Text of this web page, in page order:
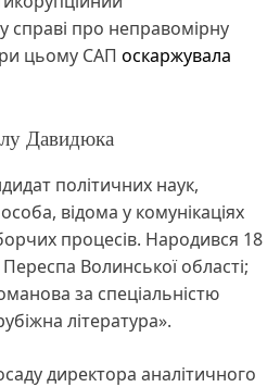
справі про неправомірну
цьому САП оскаржувала
Давидюка
політичних наук,
відома у комунікаціях
процесів. Народився 18
Волинської області;
за спеціальністю
література».
директора аналітичного